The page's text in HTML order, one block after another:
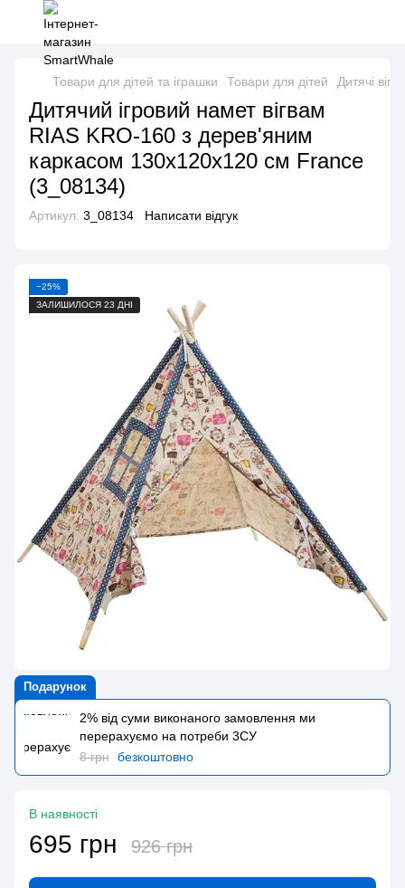
Товари для дітей та іграшки Товари для дітей Дитячі
Дитячий ігровий намет вігвам
RIAS KRO-160 з дерев'яним
каркасом 130x120x120 см France
(3_08134)
Артикул: 3_08134 Написати відгук
−25%
ЗАЛИШИЛОСЯ 23 ДНІ
Подарунок
2% від суми виконаного замовлення ми
перерахуємо на потреби 3CУ
8 грн безкоштовно
В наявності
695 грн 926 грн